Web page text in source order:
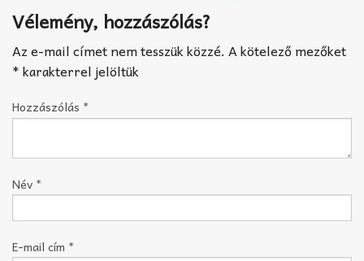
Vélemény, hozzászólás?
Az e-mail címet nem tesszük közzé. A kötelező mezőket
*karakterrel jelöltük
Hozzászólás *
Név *
E-mail cím *